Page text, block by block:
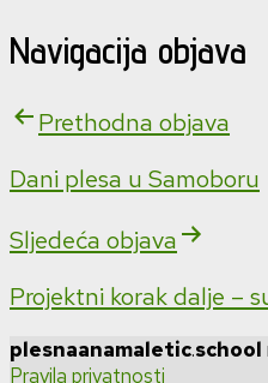
Navigacija objava
Prethodna objava
Dani plesa u Samoboru
Sljedeća objava
Projektni korak dalje –
plesnaanamaletic.school
Pravila privatnosti